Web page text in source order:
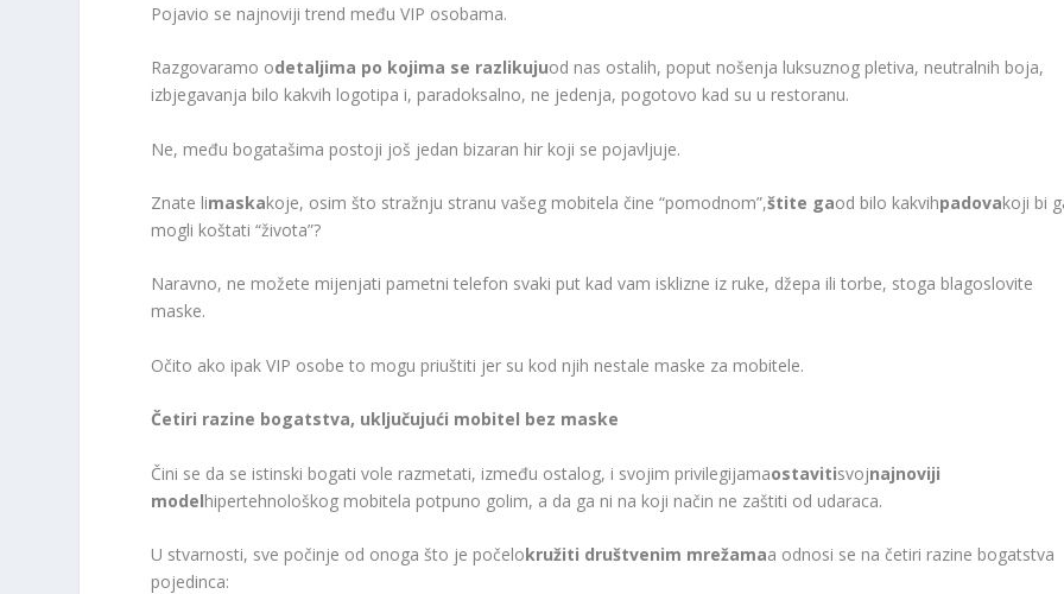
Pojavio se najnoviji trend među VIP osobama.
Razgovaramo odetaljima po kojima se razlikujuod nas ostalih, poput nošenja luksuznog pletiva, neutralnih boja,
izbjegavanja bilo kakvih logotipa i, paradoksalno, ne jedenja, pogotovo kad su u restoranu.
Ne, među bogatašima postoji još jedan bizaran hir koji se pojavljuje.
Znate limaskakoje, osim što stražnju stranu vašeg mobitela čine “pomodnom”,štite gaod bilo kakvihpadovakoji bi
mogli koštati “života”?
Naravno, ne možete mijenjati pametni telefon svaki put kad vam isklizne iz ruke, džepa ili torbe, stoga blagoslovite
maske.
Očito ako ipak VIP osobe to mogu priuštiti jer su kod njih nestale maske za mobitele.
Četiri razine bogatstva, uključujući mobitel bez maske
Čini se da se istinski bogati vole razmetati, između ostalog, i svojim privilegijamaostavitisvojnajnoviji
modelhipertehnološkog mobitela potpuno golim, a da ga ni na koji način ne zaštiti od udaraca.
U stvarnosti, sve počinje od onoga što je počelokružiti društvenim mrežamaa odnosi se na četiri razine bogatstva
pojedinca: